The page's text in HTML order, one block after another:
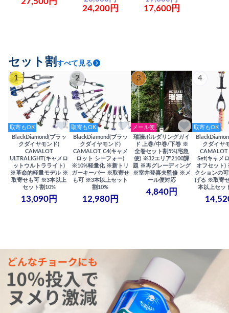
24,200円 17,600円
セット割 すべて見る
1
取寄もOK
BlackDiamond(ブラッ
クダイヤモンド)
CAMALOT
ULTRALIGHT(キャメロ
ットウルトラライト)
※革命的軽量モデル ※
取寄せも可 ※3本以上
セット割10%
13,090円
2
取寄もOK
BlackDiamond(ブラッ
クダイヤモンド)
CAMALOT C4(キャメ
ロット シーフォー)
※10%軽量化 ※新トリ
ガーキーパー ※取寄せ
も可 ※3本以上セット
割10%
12,980円
3
メール便
瑞牆ボルダリングガイ
ド 上巻/中巻/下巻 ※
全巻セット割5%(宅急
便) ※32エリア2100課
題 ※再グレーディング
※室井登喜夫監修 ※メ
ール便対応
4,840円
4
取寄もOK
クダイヤ
Set(キャメ
オフセット)
クションの
げる ※取寄
本以上セッ